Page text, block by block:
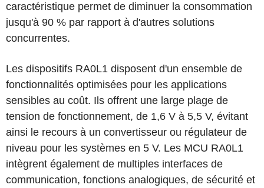
caractéristique permet de diminuer la consommation
jusqu'à 90 % par rapport à d'autres solutions
concurrentes.
Les dispositifs RA0L1 disposent d'un ensemble de
fonctionnalités optimisées pour les applications
sensibles au coût. Ils offrent une large plage de
tension de fonctionnement, de 1,6 V à 5,5 V, évitant
ainsi le recours à un convertisseur ou régulateur de
niveau pour les systèmes en 5 V. Les MCU RA0L1
intègrent également de multiples interfaces de
communication, fonctions analogiques, de sécurité et